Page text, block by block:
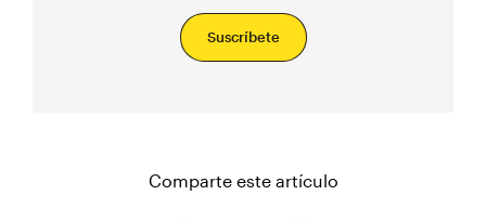
Suscríbete
Comparte este artículo